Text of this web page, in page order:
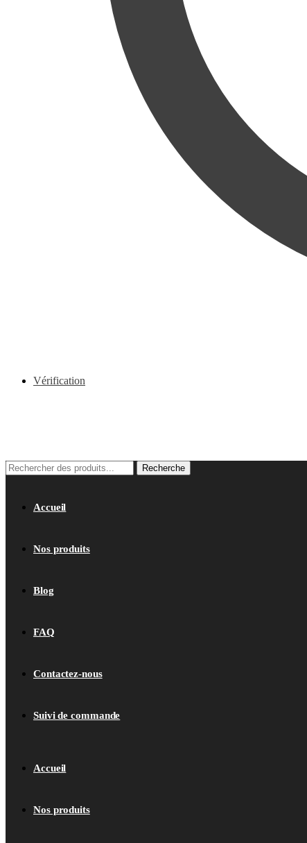
Vérification
Recherche
pour :
Recherche
Accueil
Nos produits
Blog
FAQ
Contactez-nous
Suivi de commande
Accueil
Nos produits